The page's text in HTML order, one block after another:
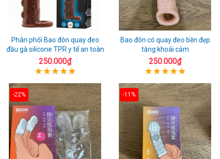
Phân phối Bao đôn quay đeo
đầu gà silicone TPR y tế an toàn
250.000₫
Bao đôn có quay đeo bền đẹp
tăng khoái cảm
250.000₫
-22% -11%